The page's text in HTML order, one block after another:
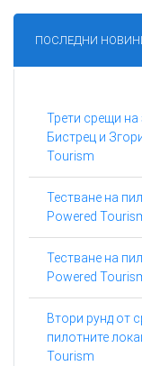
ПОСЛЕДНИ
Трети срещи на
Бистрец и
Tourism
Тестване на
Powered
Тестване на
Powered
Втори рунд от
пилотните
Tourism